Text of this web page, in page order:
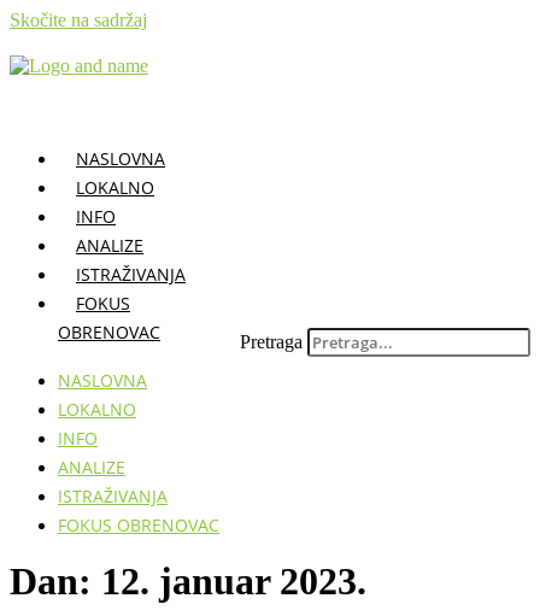
Skočite na sadržaj
NASLOVNA
LOKALNO
INFO
ANALIZE
ISTRAŽIVANJA
FOKUS
OBRENOVAC
NASLOVNA
LOKALNO
INFO
ANALIZE
ISTRAŽIVANJA
FOKUS OBRENOVAC
Pretraga
Dan: 12. januar 2023.